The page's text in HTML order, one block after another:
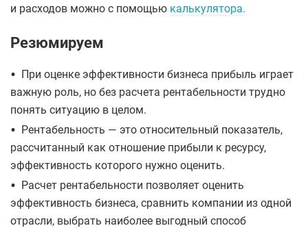
и расходов можно с помощью калькулятора.
Резюмируем
• При оценке эффективности бизнеса прибыль играет
важную роль, но без расчета рентабельности трудно
понять ситуацию в целом.
• Рентабельность — это относительный показатель,
рассчитанный как отношение прибыли к ресурсу,
эффективность которого нужно оценить.
• Расчет рентабельности позволяет оценить
эффективность бизнеса, сравнить компании из одной
отрасли, выбрать наиболее выгодный способ